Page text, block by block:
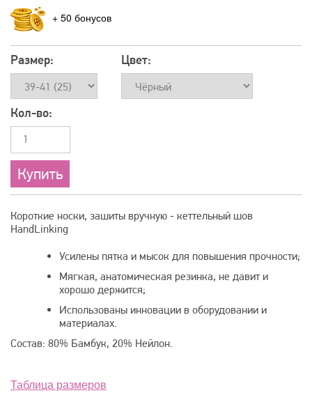
+ 50
Размер: Цвет:
Кол-во:
Короткие носки, зашиты вручную - кеттельный шов
HandLinking
Усилены пятка и мысок для повышения прочности;
Мягкая, анатомическая резинка, не давит и
хорошо держится;
Использованы инновации в оборудовании и
материалах.
Состав: 80% Бамбук, 20% Нейлон.
Таблица размеров